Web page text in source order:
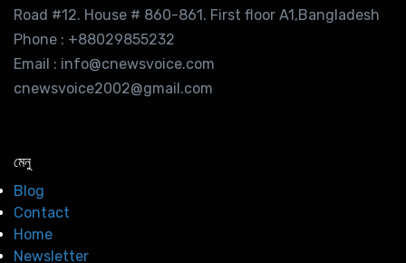
Road #12. House # 860-861. First floor A1,Bangladesh
Phone : +88029855232
Email : info@cnewsvoice.com
cnewsvoice2002@gmail.com
মেনু
Blog
Contact
Home
Newsletter